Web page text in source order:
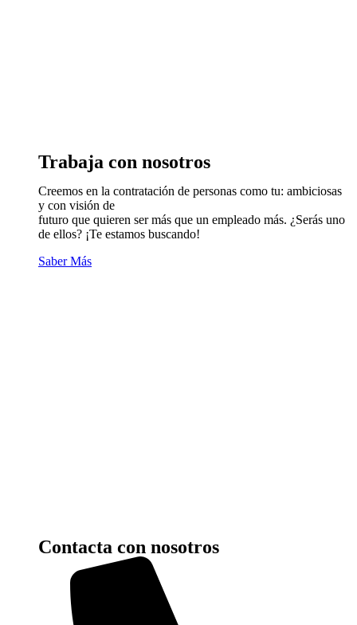
Trabaja con nosotros
Creemos en la contratación de personas como tu: ambiciosas
y con visión de
futuro que quieren ser más que un empleado más. ¿Serás uno
de ellos? ¡Te estamos buscando!
Saber Más
Contacta con nosotros